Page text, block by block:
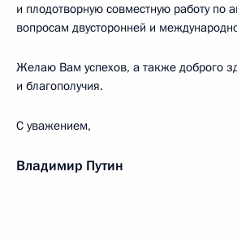
и плодотворную совместную работу по
вопросам двусторонней и
Желаю Вам успехов, а также доброго
и благополучия.
С уважением,
Владимир Путин